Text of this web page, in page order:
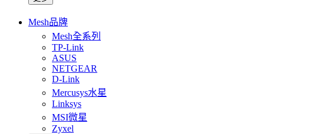
Mesh品牌
Mesh全系列
TP-Link
ASUS
NETGEAR
D-Link
Mercusys水星
Linksys
MSI微星
Zyxel